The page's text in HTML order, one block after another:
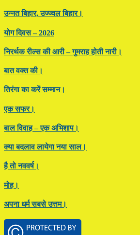
उन्नत बिहार, उज्ज्वल बिहार।
योग दिवस – 2026
निरर्थक रील्स की आरी – गुमराह होती नारी।
बात वक्त की।
तिरंगा का करें सम्मान।
एक सफर।
बाल विवाह – एक अभिशाप।
क्या बदलाव लायेगा नया साल।
है तो नववर्ष।
मोह।
अपना धर्म सबसे उत्तम।
Footer